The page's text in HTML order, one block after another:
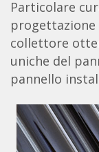
Particolare
progettazione
collettore
uniche del
pannello